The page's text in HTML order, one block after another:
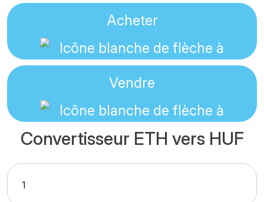
Acheter
Vendre
Convertisseur ETH vers HUF